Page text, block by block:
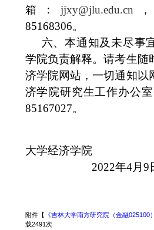
箱：jjxy@jlu.edu.cn
85168306。
六、本通知及未尽事
学院负责解释。请考生随
济学院网站，一切通知以
济学院研究生工作办公
85167027。
大学经济学院
2022年4月9
附件【 《吉林大学南方研究院（金融025100
载2491次